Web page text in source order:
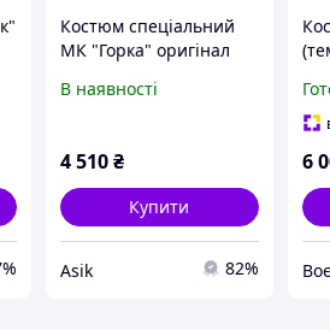
Костюм спеціальний
МК "Горка" оригінал
В наявності
4 510 ₴
Купити
Asik 82%
6